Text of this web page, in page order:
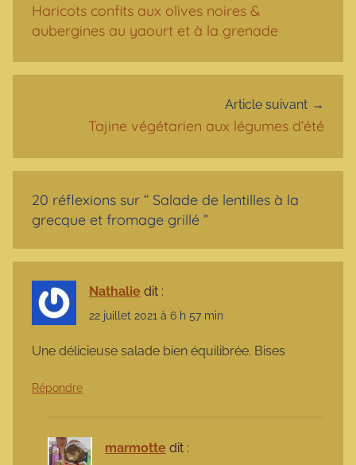
Haricots confits aux olives noires &
aubergines au yaourt et à la grenade
Article suivant
Tajine végétarien aux légumes d’été
20 réflexions sur “ Salade de lentilles à la
grecque et fromage grillé ”
Nathalie dit :
22 juillet 2021 à 6 h 57 min
Une délicieuse salade bien équilibrée. Bises
Répondre
marmotte dit :